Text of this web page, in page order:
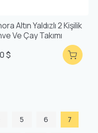
Altın Yaldızlı 2 Kişilik
Ve Çay Takımı
$
5 6 7